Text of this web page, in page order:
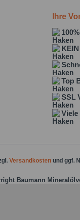
Ihre
Top
SSL
Versandkosten und ggf.
Baumann